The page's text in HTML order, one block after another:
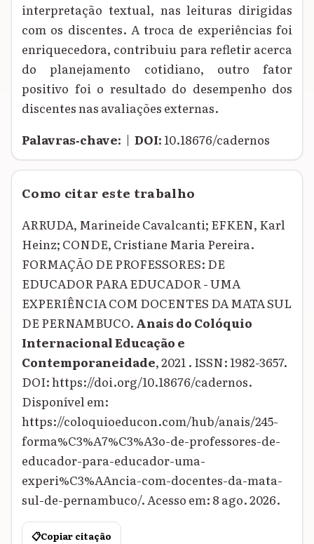
interpretação textual, nas leituras dirigidas
com os discentes. A troca de experiências foi
enriquecedora, contribuiu para refletir acerca
do planejamento cotidiano, outro fator
positivo foi o resultado do desempenho dos
discentes nas avaliações externas.
Palavras‑chave: | DOI: 10.18676/cadernos
Como citar este trabalho
ARRUDA, Marineide Cavalcanti; EFKEN, Karl
Heinz; CONDE, Cristiane Maria Pereira.
FORMAÇÃO DE PROFESSORES: DE
EDUCADOR PARA EDUCADOR - UMA
EXPERIÊNCIA COM DOCENTES DA MATA SUL
DE PERNAMBUCO. Anais do Colóquio
Internacional Educação e
Contemporaneidade, 2021 . ISSN: 1982-3657.
DOI: https://doi.org/10.18676/cadernos.
Disponível em:
https://coloquioeducon.com/hub/anais/245-
forma%C3%A7%C3%A3o-de-professores-de-
educador-para-educador-uma-
experi%C3%AAncia-com-docentes-da-mata-
sul-de-pernambuco/. Acesso em: 8 ago. 2026.
📋Copiar citação